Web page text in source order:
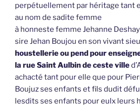
perpétuellement par héritage tant
au nom de sadite femme
à honneste femme Jehanne
sire Jehan Boujou en son vivant
houstellerie ou pend pour
la rue Saint Aulbin de ceste ville
achacté tant pour elle que pour
Boujuz ses enfants et fils dudit
lesdits ses enfants pour eulx leurs